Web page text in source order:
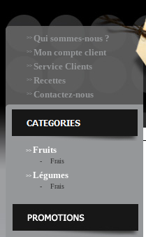
>> Qui sommes-nous ?
>> Mon compte client
>> Service Clients
>> Recettes
>> Contactez-nous
>> Fruits
- Frais
>> Légumes
- Frais